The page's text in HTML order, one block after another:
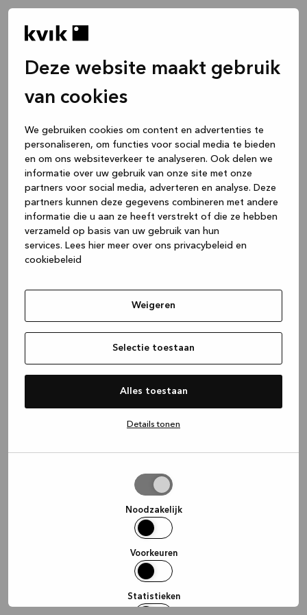
Deze website maakt gebruik
van cookies
We gebruiken cookies om content en advertenties te
personaliseren, om functies voor social media te bieden
en om ons websiteverkeer te analyseren. Ook delen we
informatie over uw gebruik van onze site met onze
partners voor social media, adverteren en analyse. Deze
partners kunnen deze gegevens combineren met andere
informatie die u aan ze heeft verstrekt of die ze hebben
verzameld op basis van uw gebruik van hun
services. Lees hier meer over ons privacybeleid en
cookiebeleid
Weigeren
Selectie toestaan
Alles toestaan
Details tonen
Noodzakelijk
Voorkeuren
Statistieken
(see the browser console for more
information).